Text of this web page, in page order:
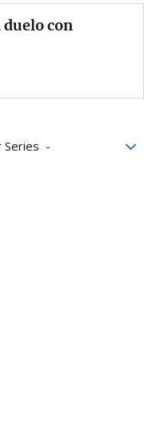
duelo con
Series